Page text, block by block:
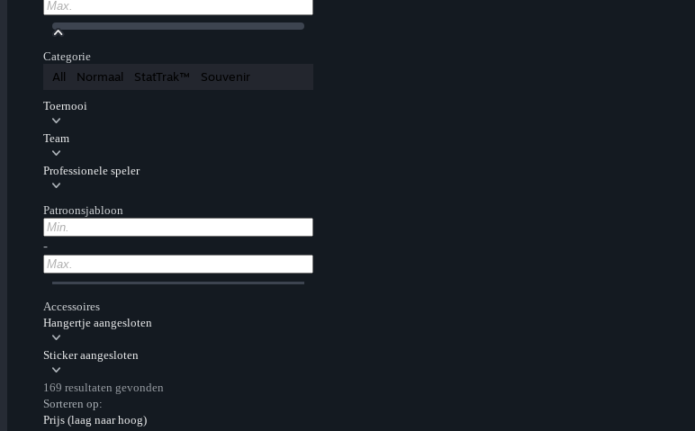
Categorie
All Normaal StatTrak™ Souvenir
Toernooi
Team
Professionele speler
Patroonsjabloon
-
Accessoires
Hangertje aangesloten
Sticker aangesloten
169 resultaten gevonden
Sorteren op:
Prijs (laag naar hoog)